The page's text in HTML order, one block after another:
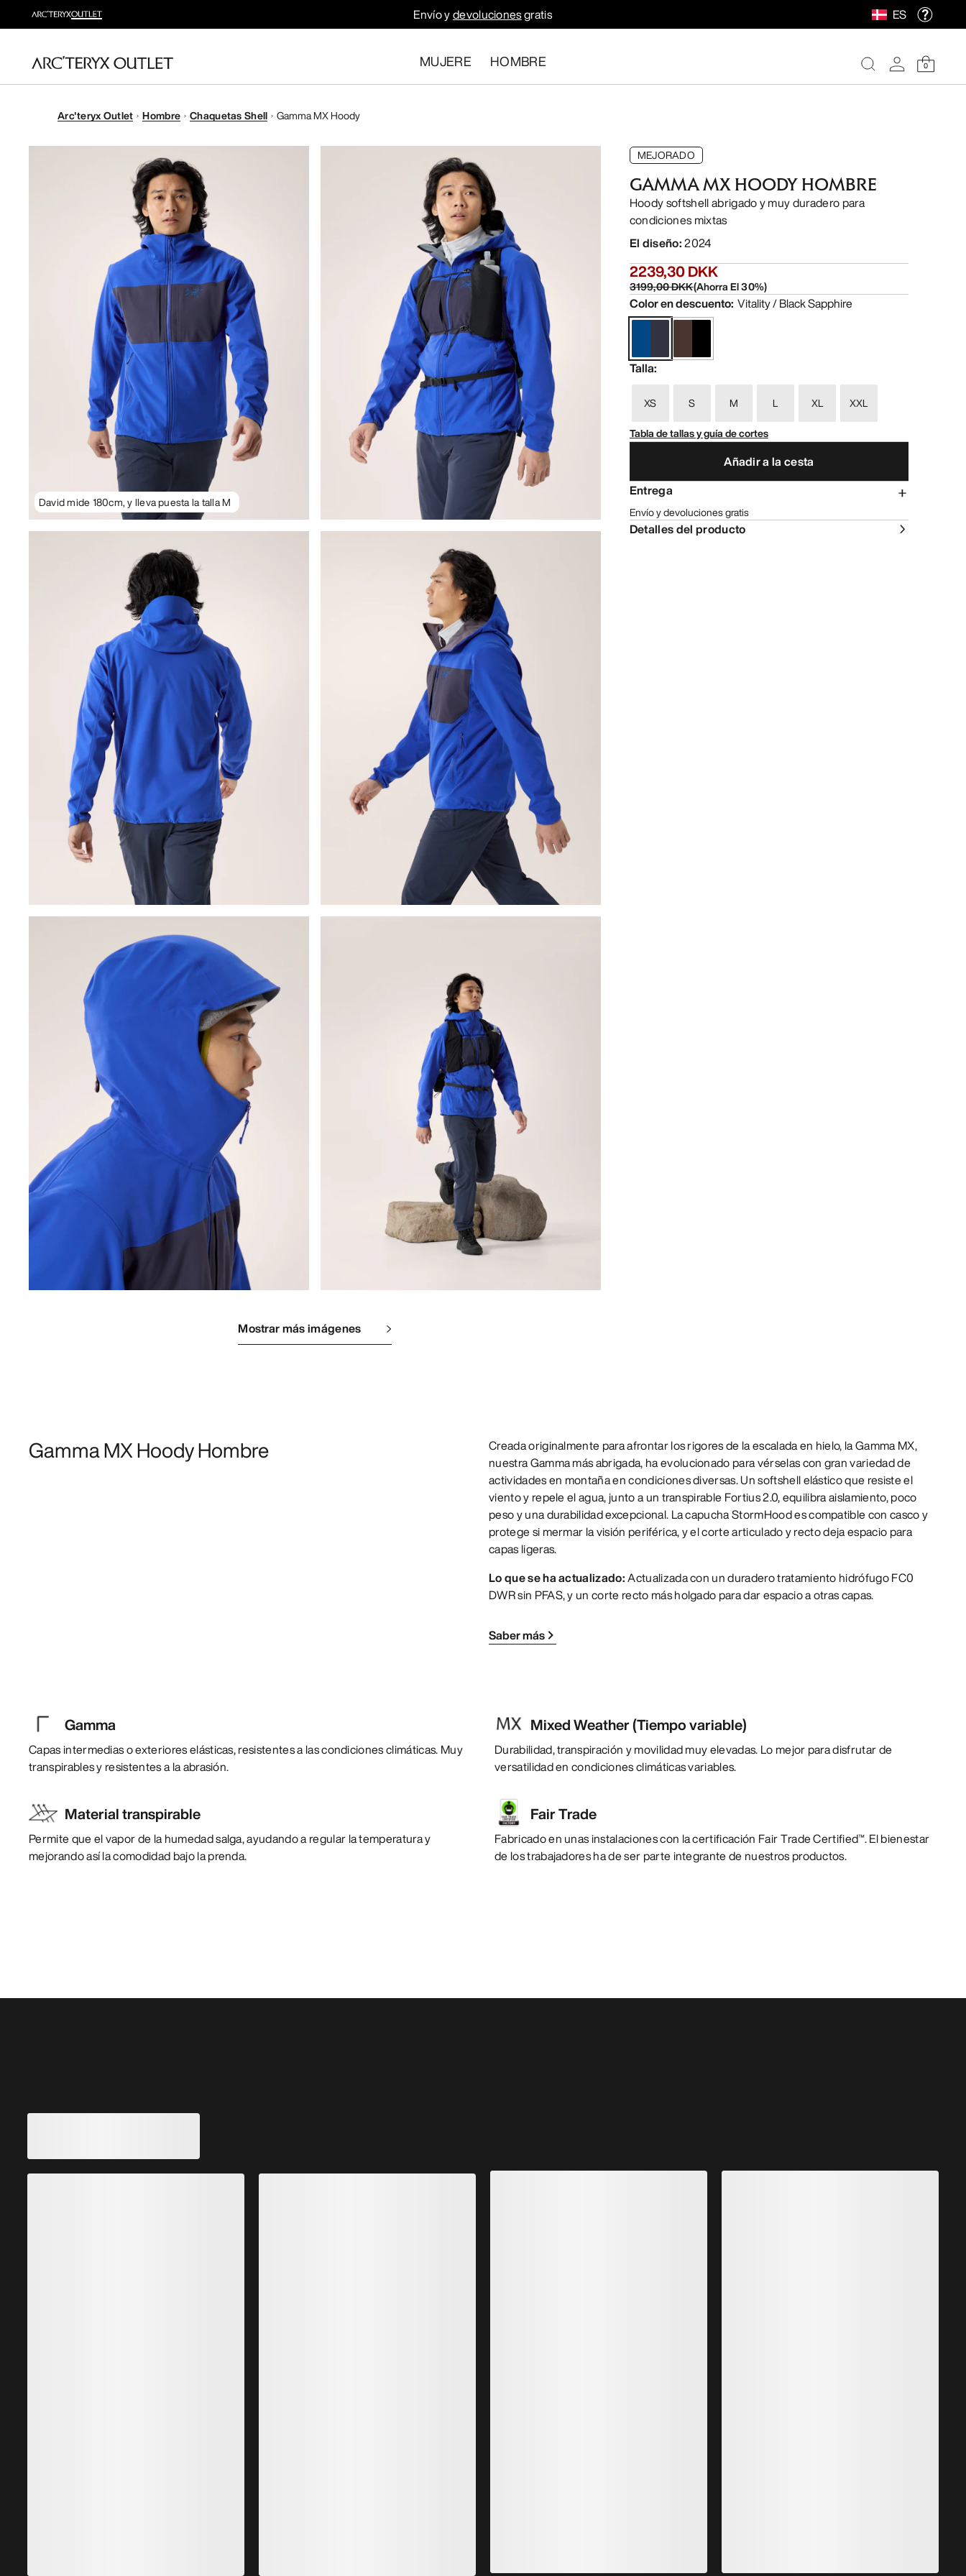
Envío ydevolucionesgratis ES
MUJERE HOMBRE 0
Arc'teryx Outlet Hombre Chaquetas Shell Gamma MX Hoody
David mide 180cm, y lleva puesta la talla M
Mostrar más imágenes
MEJORADO
GAMMA MX HOODY HOMBRE
Hoody softshell abrigado y muy duradero para
condiciones mixtas
El diseño:2024
2239,30 DKK
3199,00 DKK(Ahorra El30%)
Color en descuento: Vitality / Black Sapphire
Talla:
XS S M L XL
XXL
Tabla de tallas y guía de cortes
Añadir a la cesta
Entrega
Envío y devoluciones gratis
Detalles del producto
Gamma MX Hoody Hombre
Creada originalmente para afrontar los rigores de la escalada en hielo, la Gamma MX,
nuestra Gamma más abrigada, ha evolucionado para vérselas con gran variedad de
actividades en montaña en condiciones diversas. Un softshell elástico que resiste el
viento y repele el agua, junto a un transpirable Fortius 2.0, equilibra aislamiento, poco
peso y una durabilidad excepcional. La capucha StormHood es compatible con casco y
protege si mermar la visión periférica, y el corte articulado y recto deja espacio para
capas ligeras.
Lo que se ha actualizado:Actualizada con un duradero tratamiento hidrófugo FC0
DWR sin PFAS, y un corte recto más holgado para dar espacio a otras capas.
Saber más
Gamma
Capas intermedias o exteriores elásticas, resistentes a las condiciones climáticas. Muy
transpirables y resistentes a la abrasión.
Mixed Weather (Tiempo variable)
Durabilidad, transpiración y movilidad muy elevadas. Lo mejor para disfrutar de
versatilidad en condiciones climáticas variables.
Material transpirable
Permite que el vapor de la humedad salga, ayudando a regular la temperatura y
mejorando así la comodidad bajo la prenda.
Fair Trade
Fabricado en unas instalaciones con la certificación Fair Trade Certified™. El bienestar
de los trabajadores ha de ser parte integrante de nuestros productos.